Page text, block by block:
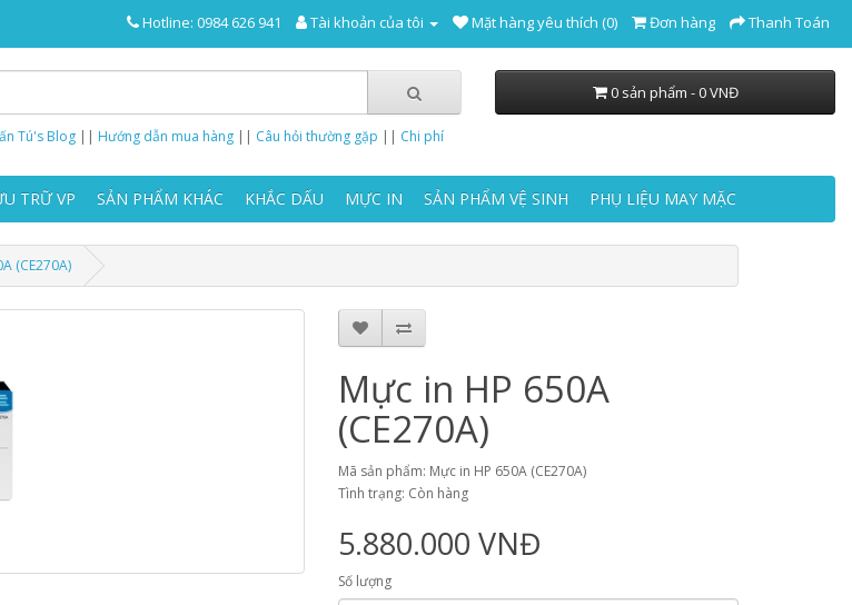
Hotline: 0984 626 941 Tài khoản của tôi Mặt hàng yêu thích (0) Đơn hàng Thanh Toán
Tú's Blog || Hướng dẫn mua hàng || Câu hỏi thường gặp || Chi phí
0 sản phẩm - 0 VNĐ
TRỮ VP SẢN PHẨM KHÁC KHẮC DẤU MỰC IN SẢN PHẨM VỆ SINH PHỤ LIỆU MAY MẶC
(CE270A)
Mực in HP 650A
(CE270A)
Mã sản phẩm: Mực in HP 650A (CE270A)
Tình trạng: Còn hàng
5.880.000 VNĐ
Số lượng